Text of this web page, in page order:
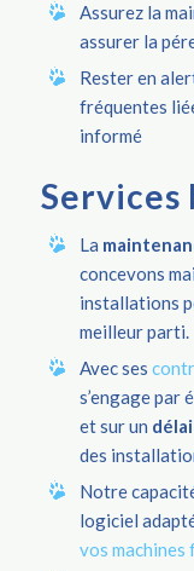
Assurez la
assurer la
Rester en
fréquentes
informé
Services
La
concevons
installations
meilleur parti.
Avec ses
s’engage par
et sur un
des
Notre
logiciel
vos